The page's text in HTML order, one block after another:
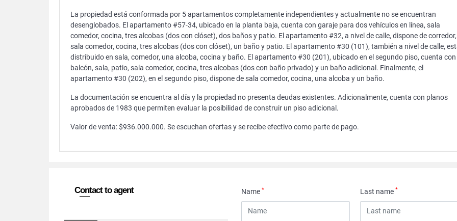
La propiedad está conformada por 5 apartamentos completamente independientes y actualmente no se encuentran
desenglobados. El apartamento #57-34, ubicado en la planta baja, cuenta con garaje para dos vehículos en línea, sala
comedor, cocina, tres alcobas (dos con clóset), dos baños y patio. El apartamento #32, a nivel de calle, dispone de corredor,
sala comedor, cocina, tres alcobas (dos con clóset), un baño y patio. El apartamento #30 (101), también a nivel de calle,
distribuido en sala, comedor, una alcoba, cocina y baño. El apartamento #30 (201), ubicado en el segundo piso, cuenta con
balcón, sala, patio, sala comedor, cocina, tres alcobas (dos con baño privado) y un baño adicional. Finalmente, el
apartamento #30 (202), en el segundo piso, dispone de sala comedor, cocina, una alcoba y un baño.
La documentación se encuentra al día y la propiedad no presenta deudas existentes. Adicionalmente, cuenta con planos
aprobados de 1983 que permiten evaluar la posibilidad de construir un piso adicional.
Valor de venta: $936.000.000. Se escuchan ofertas y se recibe efectivo como parte de pago.
Contact to agent Name* Last name*